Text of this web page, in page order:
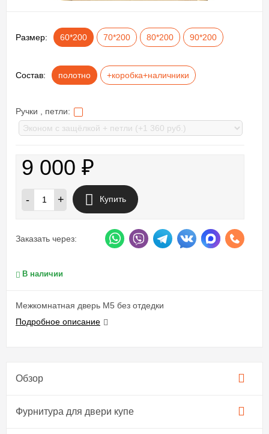
Размер: 60*200 70*200 80*200 90*200
Состав: полотно +коробка+наличники
Ручки , петли:
9 000 ₽
- + Купить
Заказать через:
В наличии
Межкомнатная дверь M5 без отдедки
Подробное описание
Обзор
Фурнитура для двери купе​